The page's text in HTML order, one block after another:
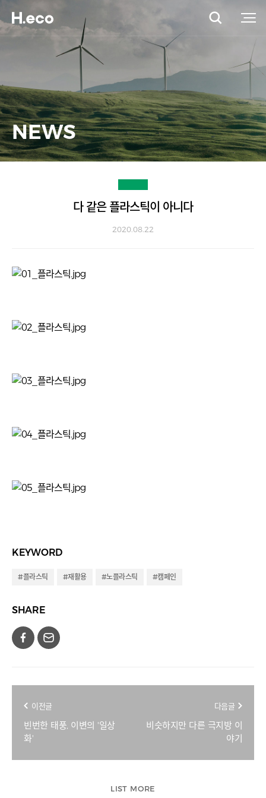
NEWS
다 같은 플라스틱이 아니다
2020.08.22
KEYWORD
#플라스틱 #재활용 #노플라스틱 #캠페인
SHARE
이전글
빈번한 태풍, 이변의 '일상
화'
다음글
비슷하지만 다른 극지방 이
야기
LIST MORE